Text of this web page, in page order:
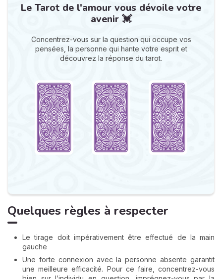
Le Tarot de l'amour vous dévoile votre
avenir 💓
Concentrez-vous sur la question qui occupe vos
pensées, la personne qui hante votre esprit et
découvrez la réponse du tarot.
Quelques règles à respecter
Le tirage doit impérativement être effectué de la main
gauche
Une forte connexion avec la personne absente garantit
une meilleure efficacité. Pour ce faire, concentrez-vous